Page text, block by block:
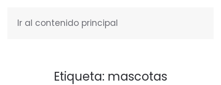
Ir al contenido principal
Etiqueta: mascotas